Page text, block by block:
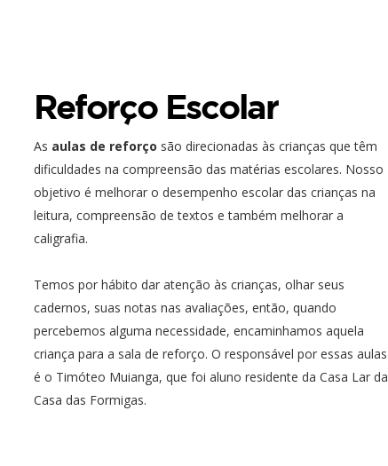
Reforço Escolar
As aulas de reforço são direcionadas às crianças que têm
dificuldades na compreensão das matérias escolares. Nosso
objetivo é melhorar o desempenho escolar das crianças na
leitura, compreensão de textos e também melhorar a
caligrafia.
Temos por hábito dar atenção às crianças, olhar seus
cadernos, suas notas nas avaliações, então, quando
percebemos alguma necessidade, encaminhamos aquela
criança para a sala de reforço. O responsável por essas aulas
é o Timóteo Muianga, que foi aluno residente da Casa Lar da
Casa das Formigas.